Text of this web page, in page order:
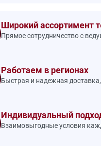
Широкий ассортимент
Прямое сотрудничество с
Работаем в регионах
Быстрая и надежная
Индивидуальный
Взаимовыгодные условия